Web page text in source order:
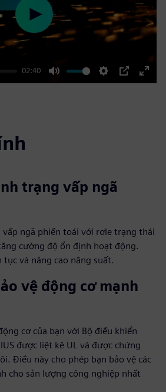
02:40
Mute Settings
PIP
Enter
Play
trạng vấp ngã
ngã phiền toái với rơle trạng thái
cường độ ổn định hoạt động.
và nâng cao năng suất.
vệ động cơ mạnh
cơ của bạn với Bộ điều khiển
được liệt kê UL và được chứng
Điều này cho phép bạn bảo vệ các
cho sản lượng công nghiệp nhất